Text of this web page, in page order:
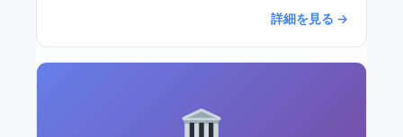
詳細を見る →